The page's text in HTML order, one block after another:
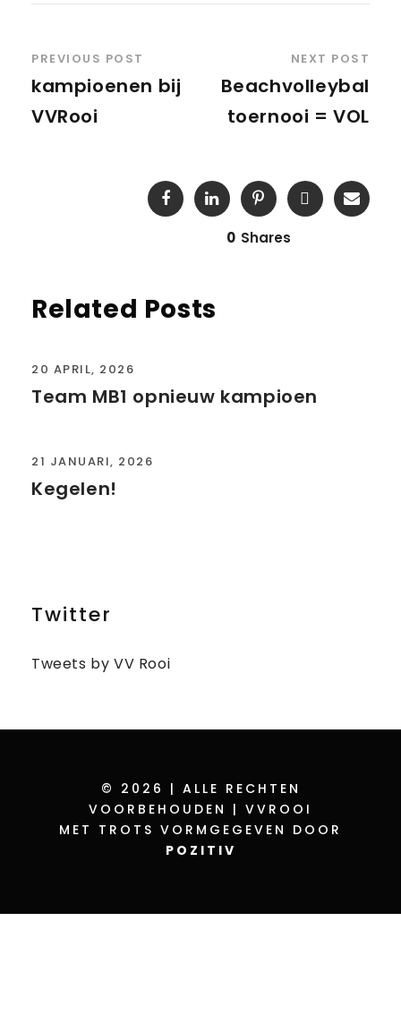
PREVIOUS POST
kampioenen bij
VVRooi
NEXT POST
Beachvolleybal
toernooi = VOL
0 Shares
Related Posts
20 APRIL, 2026
Team MB1 opnieuw kampioen
21 JANUARI, 2026
Kegelen!
Twitter
Tweets by VV Rooi
© 2026 | ALLE RECHTEN
VOORBEHOUDEN | VVROOI
MET TROTS VORMGEGEVEN DOOR
POZITIV